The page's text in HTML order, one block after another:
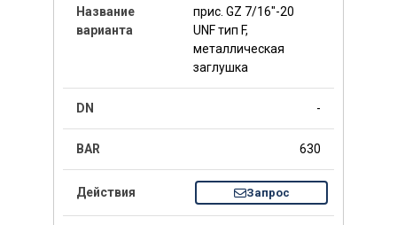
прис. GZ 7/16"-20
UNF тип F,
металлическая
заглушка
-
630
Запрос